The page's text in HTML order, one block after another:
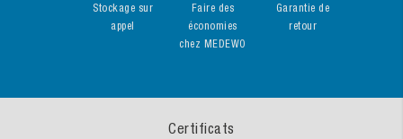
Stockage sur
appel
Faire des
économies
chez MEDEWO
Garantie de
retour
Certificats